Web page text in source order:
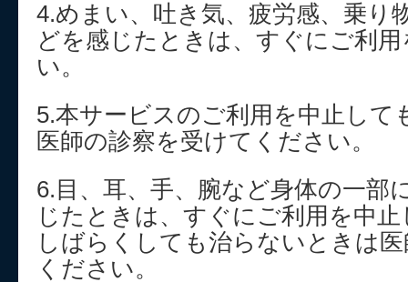
4.めまい、吐き気、疲労感、乗り
どを感じたときは、すぐにご利
い。
5.本サービスのご利用を中止して
医師の診察を受けてください。
6.目、耳、手、腕など身体の一部
じたときは、すぐにご利用を中
しばらくしても治らないときは
ください。